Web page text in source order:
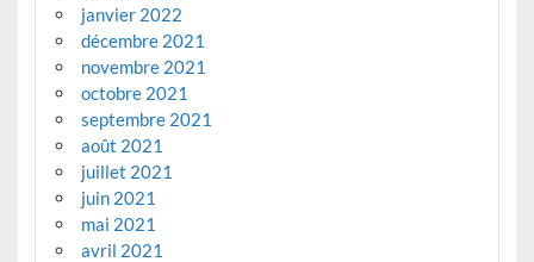
janvier 2022
décembre 2021
novembre 2021
octobre 2021
septembre 2021
août 2021
juillet 2021
juin 2021
mai 2021
avril 2021